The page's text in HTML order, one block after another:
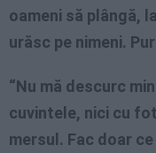
oameni să plângă,
urăsc pe nimeni.
“Nu mă descurc
cuvintele, nici cu
mersul. Fac doar